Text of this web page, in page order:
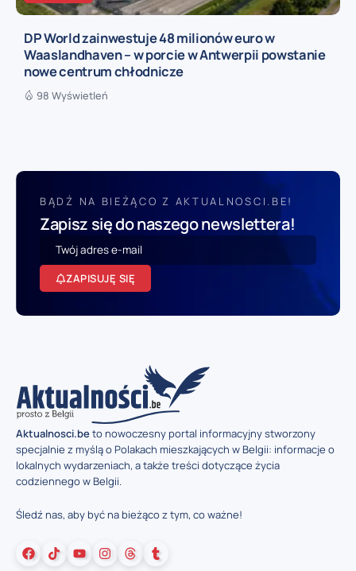
DP World zainwestuje 48 milionów euro w
Waaslandhaven – w porcie w Antwerpii powstanie
nowe centrum chłodnicze
98 Wyświetleń
BĄDŹ NA BIEŻĄCO Z AKTUALNOSCI.BE!
Zapisz się do naszego newslettera!
ZAPISUJĘ SIĘ
Aktualnosci.beto nowoczesny portal informacyjny stworzony
specjalnie z myślą o Polakach mieszkających w Belgii: informacje o
lokalnych wydarzeniach, a także treści dotyczące życia
codziennego w Belgii.
Śledź nas, aby być na bieżąco z tym, co ważne!